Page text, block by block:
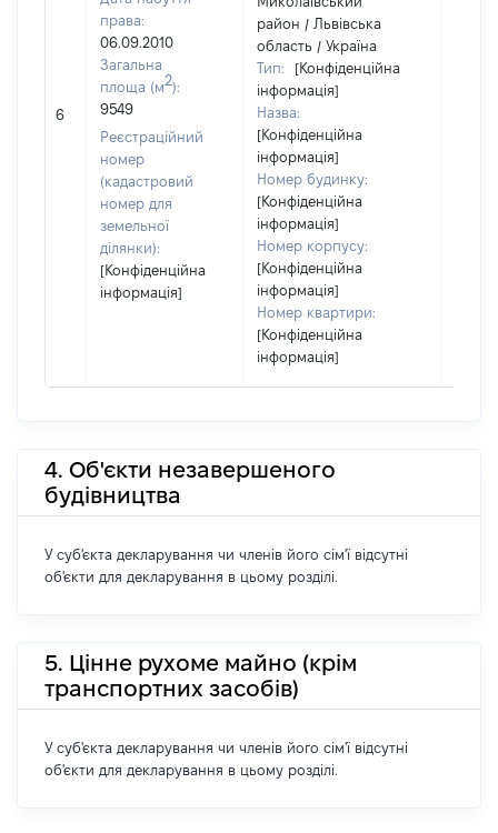
6
права:
06.09.2010
Загальна
площа (м2):
9549
Реєстраційний
номер
(кадастровий
номер для
земельної
ділянки):
[Конфіденційна
інформація]
район / Львівська
область / Україна
Тип:
[Конфіденційна
інформація]
Назва:
[Конфіденційна
інформація]
Номер будинку:
[Конфіденційна
інформація]
Номер корпусу:
[Конфіденційна
інформація]
Номер квартири:
[Конфіденційна
інформація]
4. Об'єкти незавершеного
будівництва
У суб'єкта декларування чи членів його сім'ї відсутні
об'єкти для декларування в цьому розділі.
5. Цінне рухоме майно (крім
транспортних засобів)
У суб'єкта декларування чи членів його сім'ї відсутні
об'єкти для декларування в цьому розділі.